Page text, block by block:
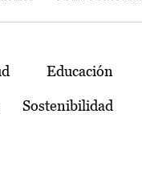
Educación
Sostenibilidad